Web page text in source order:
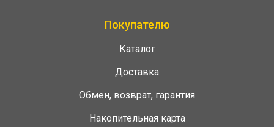
Покупателю
Каталог
Доставка
Обмен, возврат, гарантия
Накопительная карта